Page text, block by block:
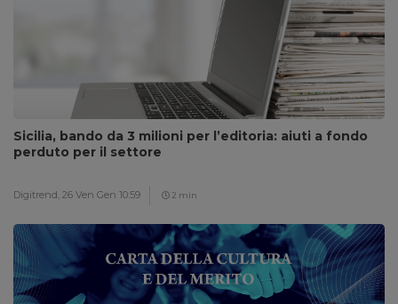
Sicilia, bando da 3 milioni per l’editoria: aiuti a fondo
perduto per il settore
Digitrend, 26 Ven Gen 10:59 2 min